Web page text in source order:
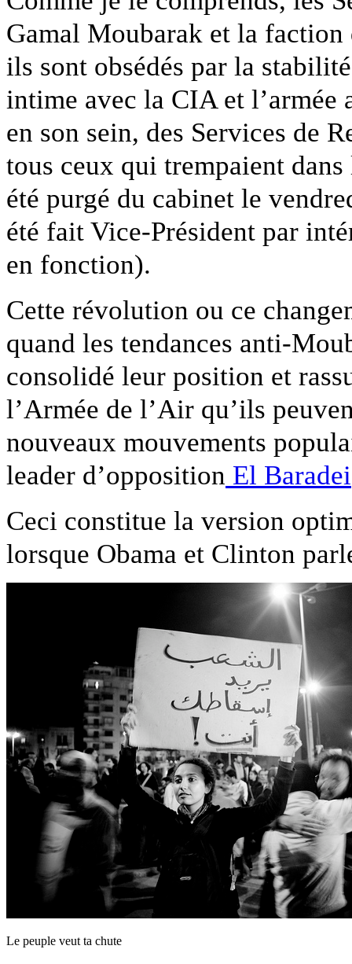
Gamal Moubarak et la
ils sont obsédés par la
intime avec la CIA et l’armée
en son sein, des Services de
tous ceux qui trempaient
été purgé du cabinet le
été fait Vice-Président par
en fonction).
Cette révolution ou ce
quand les tendances anti-
consolidé leur position et
l’Armée de l’Air qu’ils
nouveaux mouvements
leader d’opposition El Baradei
Ceci constitue la version
lorsque Obama et Clinton
Le peuple veut ta chute